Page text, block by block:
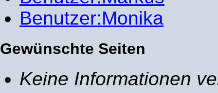
Benutzer:Monika
Gewünschte Seiten
Keine Informationen